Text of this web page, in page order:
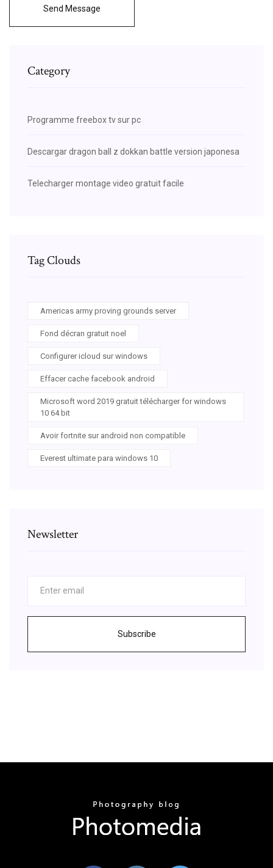
Send Message
Category
Programme freebox tv sur pc
Descargar dragon ball z dokkan battle version japonesa
Telecharger montage video gratuit facile
Tag Clouds
Americas army proving grounds server
Fond décran gratuit noel
Configurer icloud sur windows
Effacer cache facebook android
Microsoft word 2019 gratuit télécharger for windows
10 64 bit
Avoir fortnite sur android non compatible
Everest ultimate para windows 10
Newsletter
Subscribe